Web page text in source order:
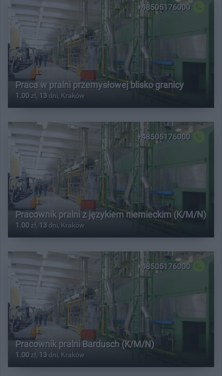
+48505176000
Praca w pralni przemysłowej blisko granicy
1.00 zł, 13 dni, Kraków
+48505176000
Pracownik pralni z językiem niemieckim (K/M/N)
1.00 zł, 13 dni, Kraków
+48505176000
Pracownik pralni Bardusch (K/M/N)
1.00 zł, 13 dni, Kraków